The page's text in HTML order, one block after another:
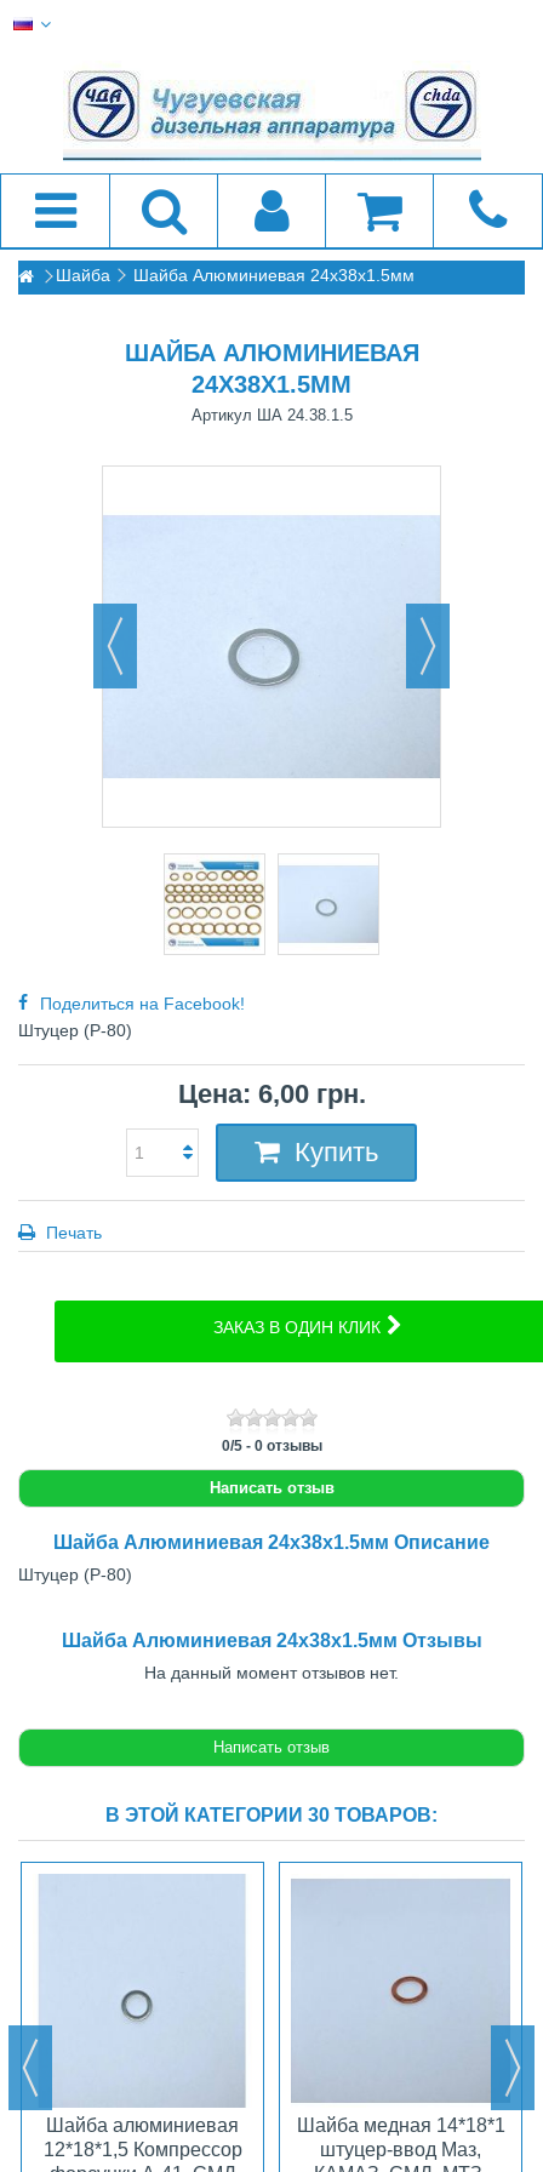
Шайба Шайба Алюминиевая 24x38x1.5мм
ШАЙБА АЛЮМИНИЕВАЯ
24X38X1.5ММ
Артикул ША 24.38.1.5
Поделиться на Facebook!
Штуцер (Р-80)
Цена: 6,00 грн.
Купить
Печать
ЗАКАЗ В ОДИН КЛИК
0/5- 0отзывы
Написать отзыв
Шайба Алюминиевая 24x38x1.5мм Описание
Штуцер (Р-80)
Шайба Алюминиевая 24x38x1.5мм Отзывы
На данный момент отзывов нет.
В ЭТОЙ КАТЕГОРИИ 30 ТОВАРОВ:
Шайба алюминиевая
12*18*1,5 Компрессор
Шайба медная 14*18*1
штуцер-ввод Маз,